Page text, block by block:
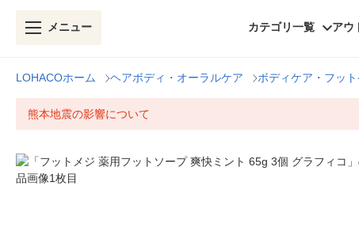
メニュー カテゴリ一覧 アウ
LOHACOホーム ヘアボディ・オーラルケア ボディケア・フッ
熊本地震の影響について